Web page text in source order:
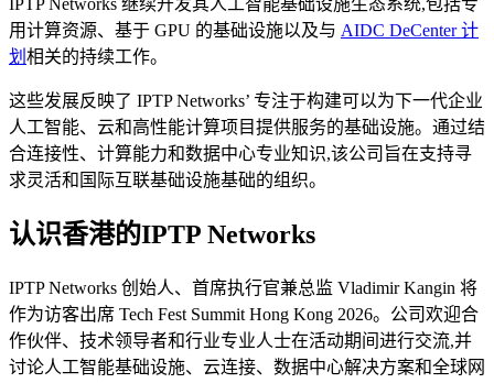
用计算资源、基于 GPU 的基础设施以及与 AIDC DeCenter 计
划 相关的持续工作。
这些发展反映了 IPTP Networks’ 专注于构建可以为下一代企业
人工智能、云和高性能计算项目提供服务的基础设施。通过结
合连接性、计算能力和数据中心专业知识,该公司旨在支持寻
求灵活和国际互联基础设施基础的组织。
认识香港的IPTP Networks
IPTP Networks 创始人、首席执行官兼总监 Vladimir Kangin 将
作为访客出席 Tech Fest Summit Hong Kong 2026。公司欢迎合
作伙伴、技术领导者和行业专业人士在活动期间进行交流,并
讨论人工智能基础设施、云连接、数据中心解决方案和全球网